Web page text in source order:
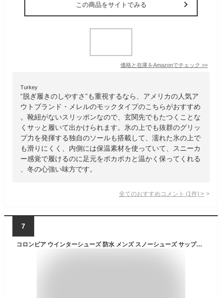
この商品をサイトでみる
価格と在庫をAmazonでチェック >>
Turkey
“脱ぎ履きのしやすさ”も重視するなら、アメリカの人気ア
ウトブランド・メレルのモックタイプのこちらがおすすめ
。靴紐がないスリッポンなので、玄関先でもたつくことな
くサッと履いて出かけられます。氷の上でも抜群のグリッ
プ力を発揮する独自のソールも搭載して、濡れた氷の上で
も滑りにくく、内側には保温素材を使っていて、スニーカ
ー感覚で履けるのに足元をポカポカと温かく保ってくれる
、冬の心強い味方です。
全てのおすすめコメント (1 件) >
7
コロンビア ウインターシューズ 防水 メンズ スノーシューズ サップランド 3 ロー ウォータープルーフ 雪道対応 スニーカー ローカット 滑らない レディース 冬靴 カジュアルシューズ 冬底 YU8744 010 ブラック 黒 286 エルク 軽量 最強翌日配送 evid